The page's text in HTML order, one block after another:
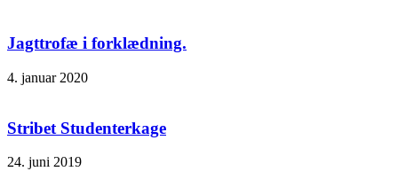
Jagttrofæ i forklædning.
4. januar 2020
Stribet Studenterkage
24. juni 2019